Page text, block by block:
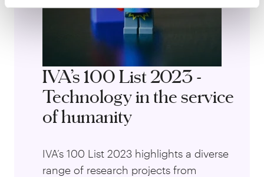
IVA’s 100 List 2023 -
Technology in the service
of humanity
IVA’s 100 List 2023 highlights a diverse
range of research projects from